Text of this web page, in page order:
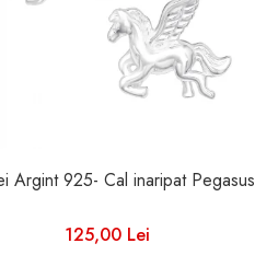
Cercei Argint 925- Cal inaripat Pegasus
125,00 Lei